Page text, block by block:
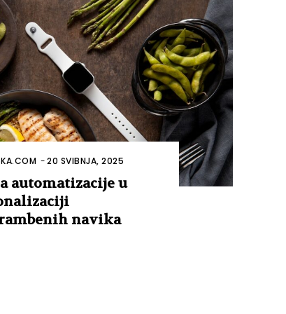
-20 SVIBNJA, 2025
automatizacije u
navika